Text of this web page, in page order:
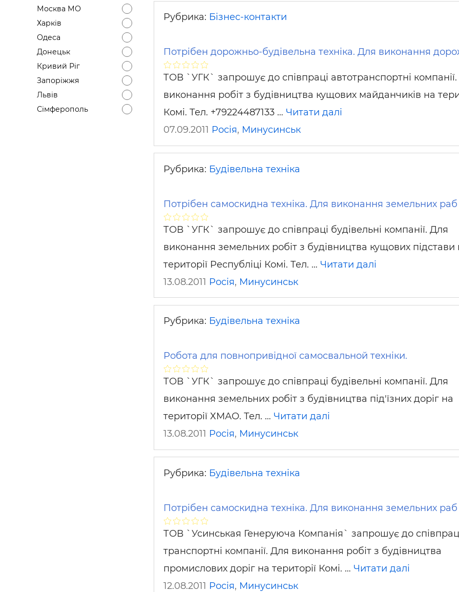
Москва МО
Харків
Одеса
Донецьк
Кривий Ріг
Запоріжжя
Львів
Сімферополь
Рубрика: Бізнес-контакти
Потрібен дорожньо-будівельна техніка. Для виконання
ТОВ `УГК` запрошує до співпраці автотранспортні
виконання робіт з будівництва кущових майданчиків на
Комі. Тел. +79224487133 … Читати далі
07.09.2011 Росія, Минусинськ
Рубрика: Будівельна техніка
Потрібен самоскидна техніка. Для виконання земельних раб
ТОВ `УГК` запрошує до співпраці будівельні компанії. Для
виконання земельних робіт з будівництва кущових підстави
території Республіці Комі. Тел. … Читати далі
13.08.2011 Росія, Минусинськ
Рубрика: Будівельна техніка
Робота для повнопривідної самосвальной техніки.
ТОВ `УГК` запрошує до співпраці будівельні компанії. Для
виконання земельних робіт з будівництва під'їзних доріг на
території ХМАО. Тел. … Читати далі
13.08.2011 Росія, Минусинськ
Рубрика: Будівельна техніка
Потрібен самоскидна техніка. Для виконання земельних раб
ТОВ `Усинськая Генеруюча Компанія` запрошує до
транспортні компанії. Для виконання робіт з будівництва
промислових доріг на території Комі. … Читати далі
12.08.2011 Росія, Минусинськ